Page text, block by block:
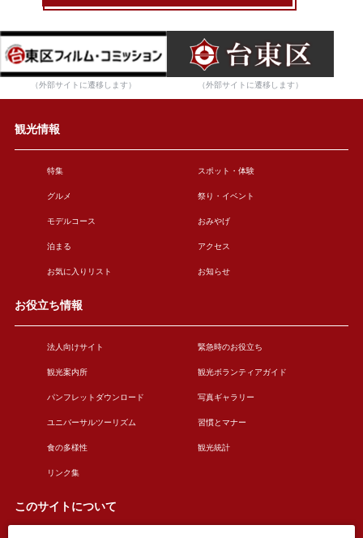
（外部サイトに遷移します） （外部サイトに遷移します）
観光情報
特集 スポット・体験
グルメ 祭り・イベント
モデルコース おみやげ
泊まる アクセス
お気に入りリスト お知らせ
お役立ち情報
法人向けサイト 緊急時のお役立ち
観光案内所 観光ボランティアガイド
パンフレットダウンロード 写真ギャラリー
ユニバーサルツーリズム 習慣とマナー
食の多様性 観光統計
リンク集
このサイトについて